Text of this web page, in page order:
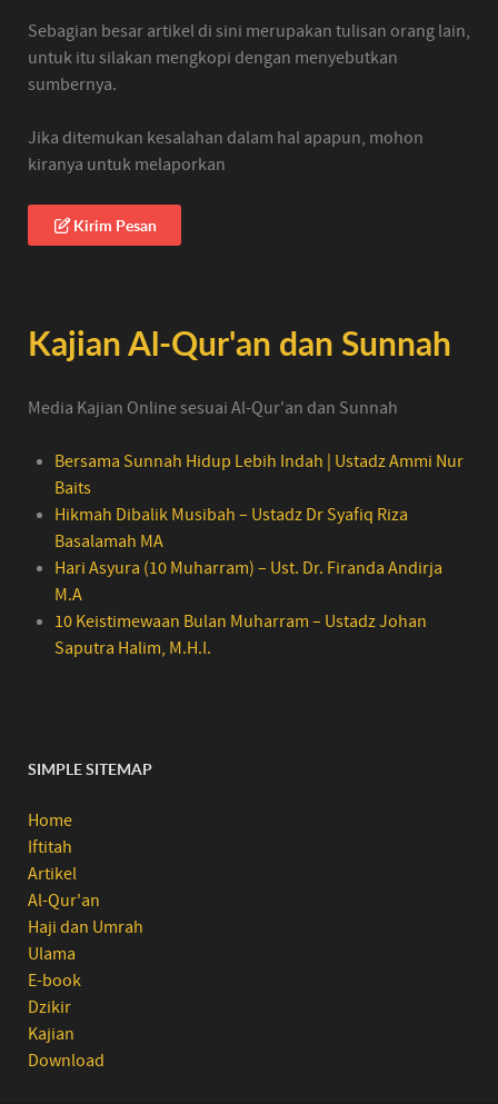
Sebagian besar artikel di sini merupakan tulisan orang lain,
untuk itu silakan mengkopi dengan menyebutkan
sumbernya.
Jika ditemukan kesalahan dalam hal apapun, mohon
kiranya untuk melaporkan
Kirim Pesan
Kajian Al-Qur'an dan Sunnah
Media Kajian Online sesuai Al-Qur'an dan Sunnah
Bersama Sunnah Hidup Lebih Indah | Ustadz Ammi Nur
Baits
Hikmah Dibalik Musibah – Ustadz Dr Syafiq Riza
Basalamah MA
Hari Asyura (10 Muharram) – Ust. Dr. Firanda Andirja
M.A
10 Keistimewaan Bulan Muharram – Ustadz Johan
Saputra Halim, M.H.I.
SIMPLE SITEMAP
Home
Iftitah
Artikel
Al-Qur'an
Haji dan Umrah
Ulama
E-book
Dzikir
Kajian
Download